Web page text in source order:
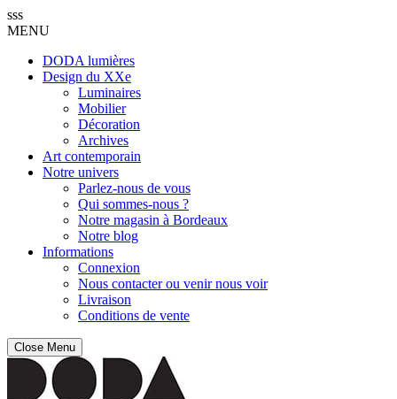
sss
MENU
DODA lumières
Design du XXe
Luminaires
Mobilier
Décoration
Archives
Art contemporain
Notre univers
Parlez-nous de vous
Qui sommes-nous ?
Notre magasin à Bordeaux
Notre blog
Informations
Connexion
Nous contacter ou venir nous voir
Livraison
Conditions de vente
Close Menu